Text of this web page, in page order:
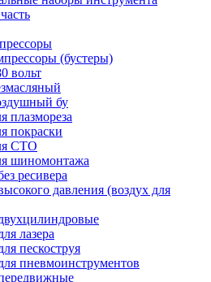
(бустеры)
вольт
бу
плазмореза
покраски
СТО
шиномонтажа
ресивера
давления (воздух для
лазера
пескоструя
пневмоинструментов